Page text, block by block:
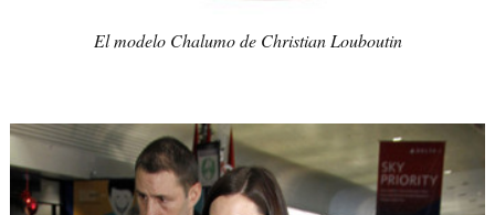
El modelo Chalumo de Christian Louboutin